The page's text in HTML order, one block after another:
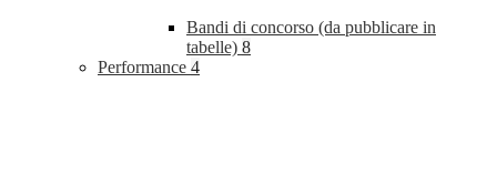
Bandi di concorso (da pubblicare in
tabelle) 8
Performance 4